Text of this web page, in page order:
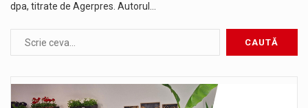
dpa, titrate de Agerpres. Autorul…